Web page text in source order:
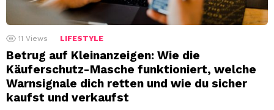
11 Views LIFESTYLE
Betrug auf Kleinanzeigen: Wie die
Käuferschutz-Masche funktioniert, welche
Warnsignale dich retten und wie du sicher
kaufst und verkaufst